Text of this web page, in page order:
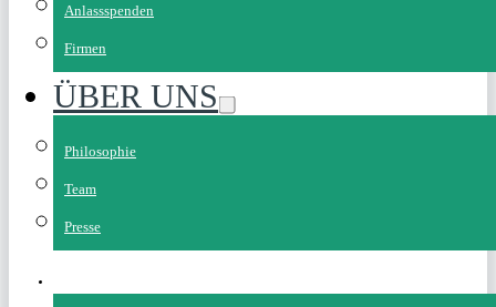
Anlassspenden
Firmen
ÜBER UNS
Philosophie
Team
Presse